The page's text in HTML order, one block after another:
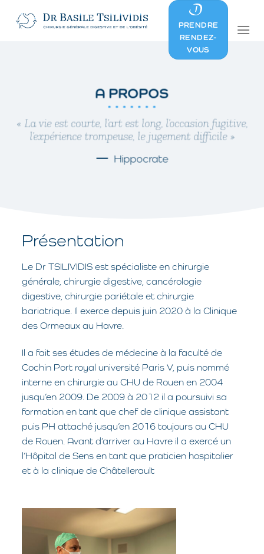
PRENDRE
RENDEZ-
VOUS
A PROPOS
« La vie est courte, l’art est long, l’occasion fugitive,
l’expérience trompeuse, le jugement difficile »
Hippocrate
Présentation
Le Dr TSILIVIDIS est spécialiste en chirurgie
générale, chirurgie digestive, cancérologie
digestive, chirurgie pariétale et chirurgie
bariatrique. Il exerce depuis juin 2020 à la Clinique
des Ormeaux au Havre.
Il a fait ses études de médecine à la faculté de
Cochin Port royal université Paris V, puis nommé
interne en chirurgie au CHU de Rouen en 2004
jusqu’en 2009. De 2009 à 2012 il a poursuivi sa
formation en tant que chef de clinique assistant
puis PH attaché jusqu’en 2016 toujours au CHU
de Rouen. Avant d’arriver au Havre il a exercé un
l’Hôpital de Sens en tant que praticien hospitalier
et à la clinique de Châtellerault